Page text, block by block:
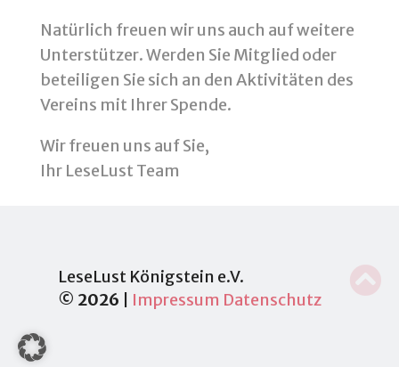
Natürlich freuen wir uns auch auf weitere
Unterstützer. Werden Sie Mitglied oder
beteiligen Sie sich an den Aktivitäten des
Vereins mit Ihrer Spende.
Wir freuen uns auf Sie,
Ihr LeseLust Team
LeseLust Königstein e.V.
© 2026 Impressum Datenschutz
